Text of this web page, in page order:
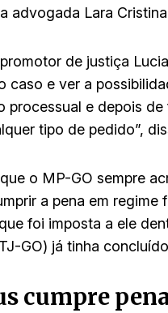
advogada Lara
de justiça
caso e ver a
processual e depois
tipo de pedido”,
o MP-GO sempre
a pena em
foi imposta a ele
GO) já tinha
cumpre